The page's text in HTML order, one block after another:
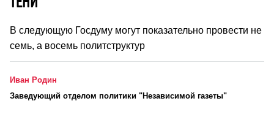
В следующую Госдуму могут показательно провести не
семь, а восемь политструктур
Иван Родин
Заведующий отделом политики "Независимой газеты"